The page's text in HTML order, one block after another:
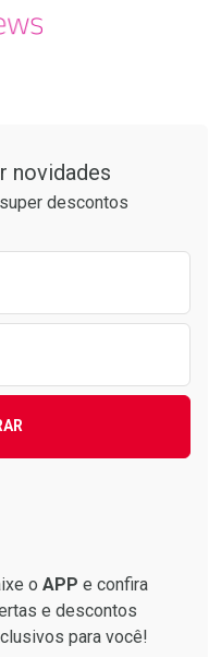
Por R$ 63,99/cada
novidades
descontos
o APP e confira
e descontos
para você!